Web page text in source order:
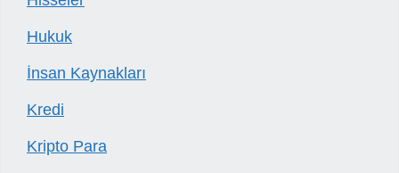
Hukuk
İnsan Kaynakları
Kredi
Kripto Para